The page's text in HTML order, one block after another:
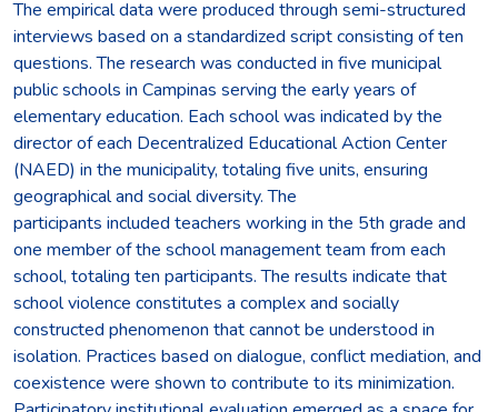
The empirical data were produced through semi-structured
interviews based on a standardized script consisting of ten
questions. The research was conducted in five municipal
public schools in Campinas serving the early years of
elementary education. Each school was indicated by the
director of each Decentralized Educational Action Center
(NAED) in the municipality, totaling five units, ensuring
geographical and social diversity. The
participants included teachers working in the 5th grade and
one member of the school management team from each
school, totaling ten participants. The results indicate that
school violence constitutes a complex and socially
constructed phenomenon that cannot be understood in
isolation. Practices based on dialogue, conflict mediation, and
coexistence were shown to contribute to its minimization.